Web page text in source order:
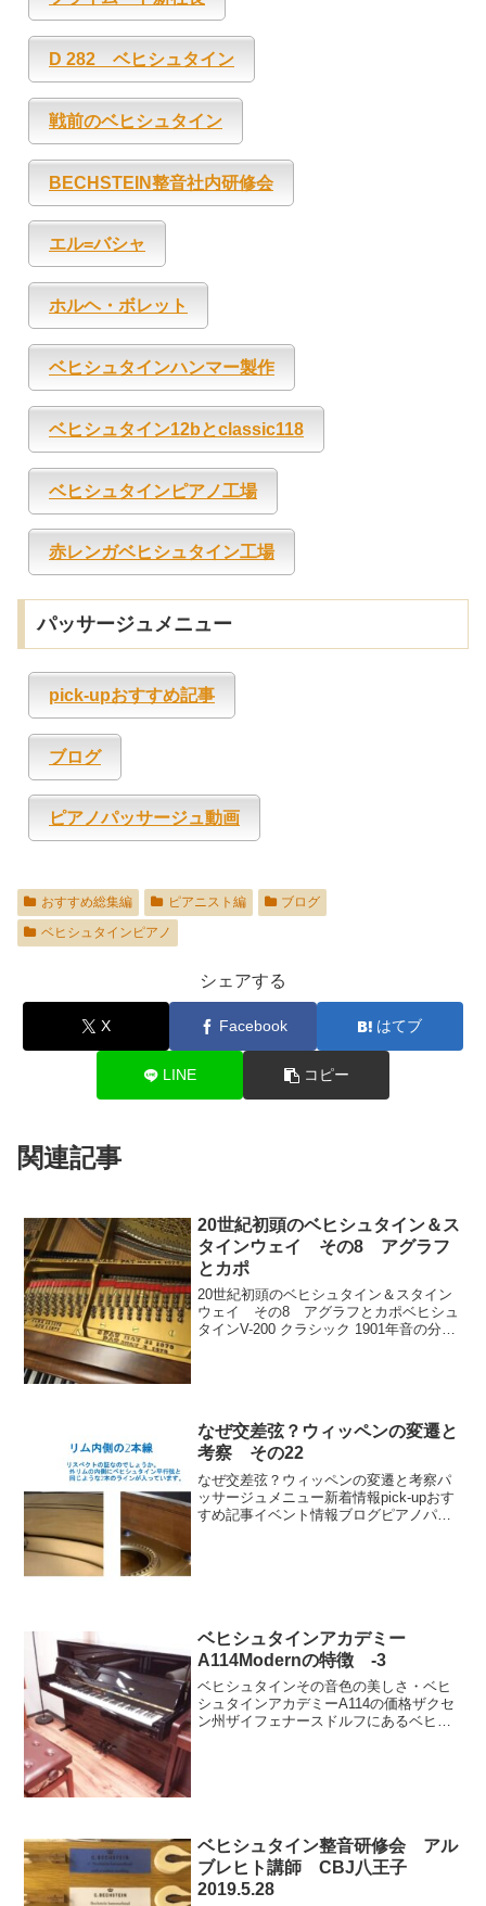
D 282 ベヒシュタイン
戦前のベヒシュタイン
BECHSTEIN整音社内研修会
エル=バシャ
ホルヘ・ボレット
ベヒシュタインハンマー製作
ベヒシュタイン12bとclassic118
ベヒシュタインピアノ工場
赤レンガベヒシュタイン工場
パッサージュメニュー
pick-upおすすめ記事
ブログ
ピアノパッサージュ動画
おすすめ総集編 ピアニスト編
ブログ
ベヒシュタインピアノ
シェアする
X Facebook はてブ
LINE コピー
関連記事
20世紀初頭のベヒシュタイン＆ス
タインウェイ その8 アグラフ
とカポ
20世紀初頭のベヒシュタイン＆スタイン
ウェイ その8 アグラフとカポベヒシュ
タインV-200 クラシック 1901年音の分離
なぜ交差弦？ウィッペンの変遷と
考察 その22
なぜ交差弦？ウィッペンの変遷と考察パ
ッサージュメニュー新着情報pick-upおす
すめ記事イベント情報ブログピアノパッ
ベヒシュタインアカデミー
A114Modernの特徴 -3
ベヒシュタインその音色の美しさ・ベヒ
シュタインアカデミーA114の価格ザクセ
ン州ザイフェナースドルフにあるベヒシ
ベヒシュタイン整音研修会 アル
ブレヒト講師 CBJ八王子
2019.5.28